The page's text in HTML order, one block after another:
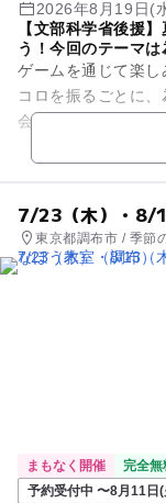
2026年8月19日(
【文部科学省後援
う！今回のテーマは
ゲームを通じて楽
コロを振るごとに
会社の社長になっ
もらいます。 はた
7/23（木）・8/
東京都調布市 / 季節
まもなく開催
完全無
予約受付中 〜8月11日